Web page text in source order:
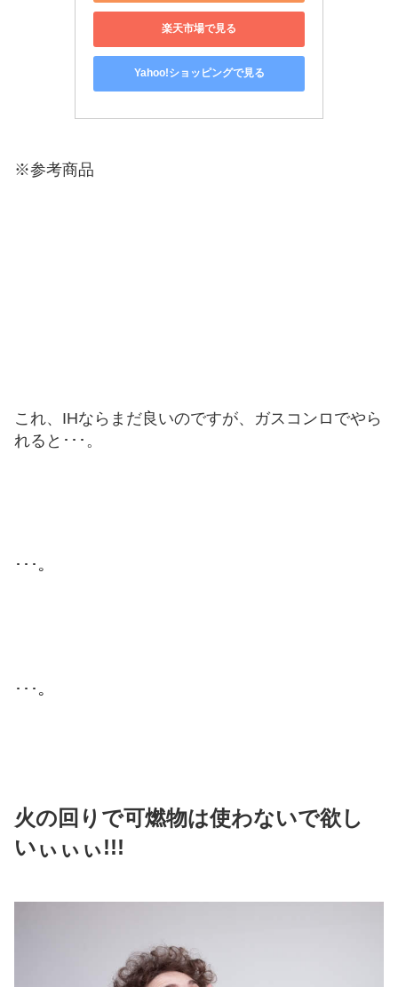
楽天市場で見る
Yahoo!ショッピングで見る
※参考商品
これ、IHならまだ良いのですが、ガスコンロでやら
れると･･･。
･･･。
･･･。
火の回りで可燃物は使わないで欲し
いぃぃぃ!!!